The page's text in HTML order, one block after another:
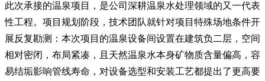
此次承接的温泉项目，是公司深耕温泉水处理领域的又一代表
性工程。项目规划阶段，技术团队就针对项目特殊场地条件开
展反复勘测：本次项目的温泉设备间设置在建筑负二层，空间
相对密闭，布局紧凑，且天然温泉水本身矿物质含量偏高，容
易结垢影响管线寿命，对设备选型和安装工艺都提出了更高要